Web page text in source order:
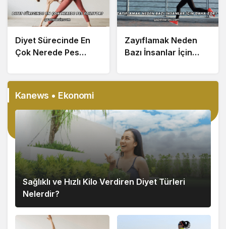
Diyet Sürecinde En
Çok Nerede Pes
Zayıflamak Neden
Bazı İnsanlar İçin
Kanews • Ekonomi
Sağlıklı ve Hızlı Kilo Verdiren Diyet Türleri
Nelerdir?